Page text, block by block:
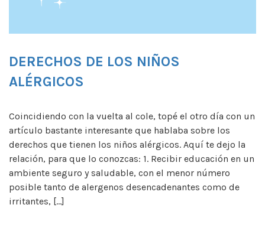
DERECHOS DE LOS NIÑOS
ALÉRGICOS
Coincidiendo con la vuelta al cole, topé el otro día con un
artículo bastante interesante que hablaba sobre los
derechos que tienen los niños alérgicos. Aquí te dejo la
relación, para que lo conozcas: 1. Recibir educación en un
ambiente seguro y saludable, con el menor número
posible tanto de alergenos desencadenantes como de
irritantes, […]